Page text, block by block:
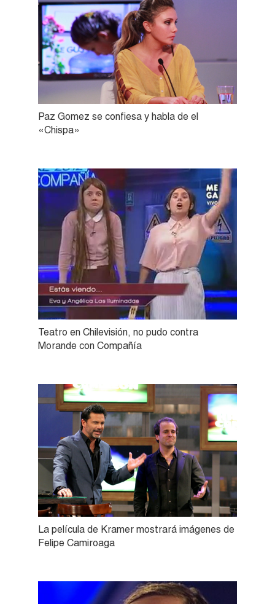
Paz Gomez se confiesa y habla de el
«Chispa»
Teatro en Chilevisión, no pudo contra
Morande con Compañía
La película de Kramer mostrará imágenes de
Felipe Camiroaga